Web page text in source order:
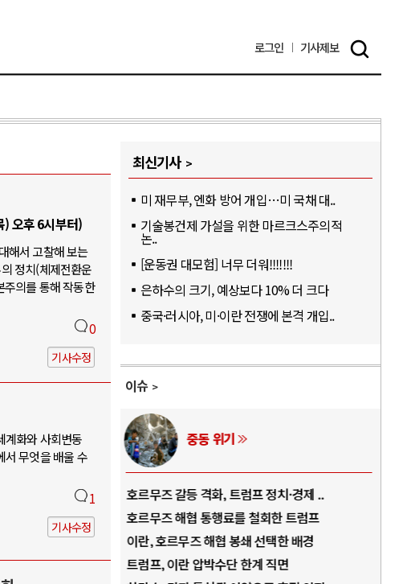
로그인 기사제보
오후 6시부터)
해서 고찰해 보는
정치(체제전환운
의를 통해 작동한
0
기사수정
화와 사회변동
무엇을 배울 수
1
기사수정
최신기사
미 재무부, 엔화 방어 개입…미 국채 대..
기술봉건제 가설을 위한 마르크스주의적
논..
[운동권 대모험] 너무 더워!!!!!!!
은하수의 크기, 예상보다 10% 더 크다
중국·러시아, 미·이란 전쟁에 본격 개입..
이슈
나 전쟁
리전의 역..
후, 러시아..
년까지 공..
아, 네덜란..
중동 위기
호르무즈 갈등 격화, 트럼프 정치·경제 ..
호르무즈 해협 통행료를 철회한 트럼프
이란, 호르무즈 해협 봉쇄 선택한 배경
트럼프, 이란 압박수단 한계 직면